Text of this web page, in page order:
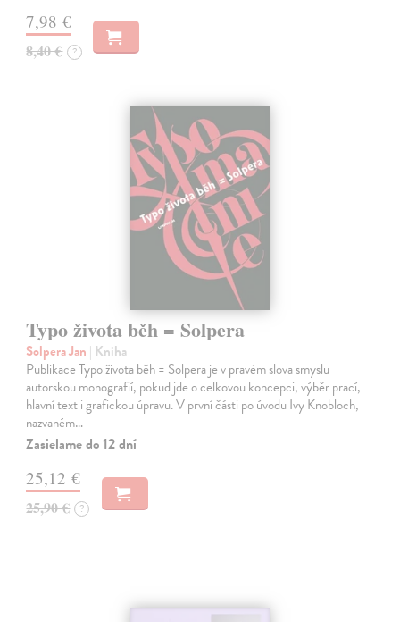
7,98 €
8,40 € ?
Typo života běh = Solpera
Solpera Jan | Kniha
Publikace Typo života běh = Solpera je v pravém slova smyslu
autorskou monografií, pokud jde o celkovou koncepci, výběr prací,
hlavní text i grafickou úpravu. V první části po úvodu Ivy Knobloch,
nazvaném…
Zasielame do 12 dní
25,12 €
25,90 € ?